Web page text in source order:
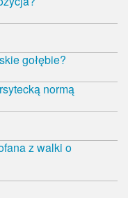
gołębie?
normą
z walki o